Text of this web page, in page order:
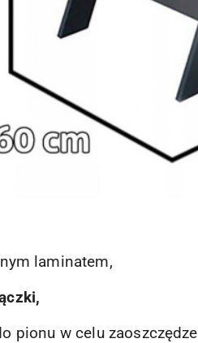
laminatem,
pionu w celu